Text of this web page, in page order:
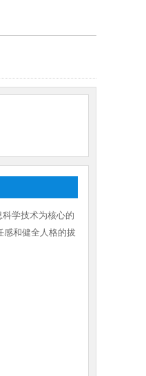
学技术为核心的
感和健全人格的拔